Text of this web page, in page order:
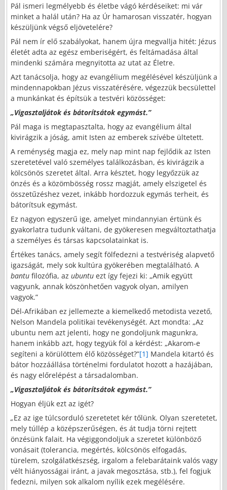
Pál ismeri legmélyebb és életbe vágó kérdéseiket: mi vár
minket a halál után? Ha az Úr hamarosan visszatér, hogyan
készüljünk végső eljövetelére?
Pál nem ír elő szabályokat, hanem újra megvallja hitét: Jézus
életét adta az egész emberiségért, és feltámadása által
mindenki számára megnyitotta az utat az Életre.
Azt tanácsolja, hogy az evangélium megélésével készüljünk a
mindennapokban Jézus visszatérésére, végezzük becsülettel
a munkánkat és építsük a testvéri közösséget:
„Vigasztaljátok és bátorítsátok egymást.”
Pál maga is megtapasztalta, hogy az evangélium által
kivirágzik a jóság, amit Isten az emberek szívébe ültetett.
A reménység magja ez, mely nap mint nap fejlődik az Isten
szeretetével való személyes találkozásban, és kivirágzik a
kölcsönös szeretet által. Arra késztet, hogy legyőzzük az
önzés és a közömbösség rossz magját, amely elszigetel és
összetűzéshez vezet, inkább hordozzuk egymás terheit, és
bátorítsuk egymást.
Ez nagyon egyszerű ige, amelyet mindannyian értünk és
gyakorlatra tudunk váltani, de gyökeresen megváltoztathatja
a személyes és társas kapcsolatainkat is.
Értékes tanács, amely segít fölfedezni a testvériség alapvető
igazságát, mely sok kultúra gyökerében megtalálható. A
bantu filozófia, az ubuntuezt így fejezi ki: „Amik együtt
vagyunk, annak köszönhetően vagyok olyan, amilyen
vagyok.”
Dél-Afrikában ez jellemezte a kiemelkedő metodista vezető,
Nelson Mandela politikai tevékenységét. Azt mondta: „Az
ubuntu nem azt jelenti, hogy ne gondoljunk magunkra,
hanem inkább azt, hogy tegyük föl a kérdést: „Akarom-e
segíteni a körülöttem élő közösséget?”[1] Mandela kitartó és
bátor hozzáállása történelmi fordulatot hozott a hazájában,
és nagy előrelépést a társadalomban.
„Vigasztaljátok és bátorítsátok egymást.”
Hogyan éljük ezt az igét?
„Ez az ige túlcsorduló szeretetet kér tőlünk. Olyan szeretetet,
mely túllép a középszerűségen, és át tudja törni rejtett
önzésünk falait. Ha végiggondoljuk a szeretet különböző
vonásait (tolerancia, megértés, kölcsönös elfogadás,
türelem, szolgálatkészség, irgalom a felebarátaink valós vagy
vélt hiányosságai iránt, a javak megosztása, stb.), fel fogjuk
fedezni, milyen sok alkalom nyílik ezek megélésére.